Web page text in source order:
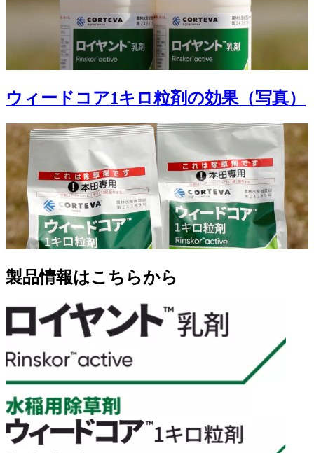
ウィードコア1キロ粒剤の効果（写真）
製品情報はこちらから